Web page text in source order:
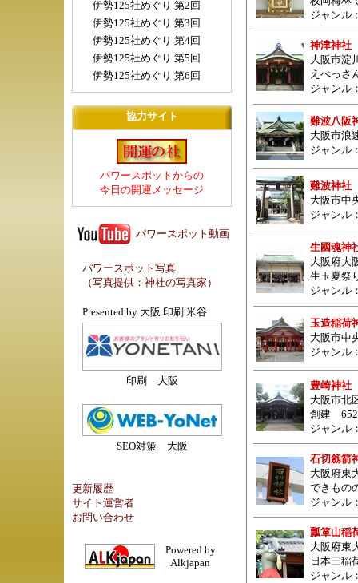
伊勢125社めぐり 第2回
伊勢125社めぐり 第3回
伊勢125社めぐり 第4回
伊勢125社めぐり 第5回
伊勢125社めぐり 第6回
協力サイト
パワースポットからの
今日の開運メッセージ
パワースポット動画
パワースポット写真
（写真提供： 神社の写真家 ）
Presented by 大阪 印刷 米谷
印刷 大阪
SEO対策 大阪
更新履歴
サイト運営者
お問い合わせ
Powered by
Alkjapan
ジャンル
神津神社
大阪市淀
えべっさ
ジャンル
難波八阪
大阪市浪
ジャンル
難波神社
大阪市中
ジャンル
生國魂神
大阪府大
生玉夏祭
ジャンル
玉造稲荷
大阪市中
ジャンル
豊崎神社
大阪市北
創建 652
ジャンル
石切劔箭
大阪府東
できもの
ジャンル
瓢箪山稲
大阪府東
日本三稲
ジャンル